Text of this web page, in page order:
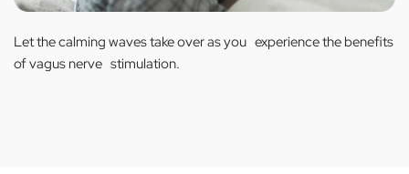
Let the calming waves take over as you experience the benefits
of vagus nerve stimulation.